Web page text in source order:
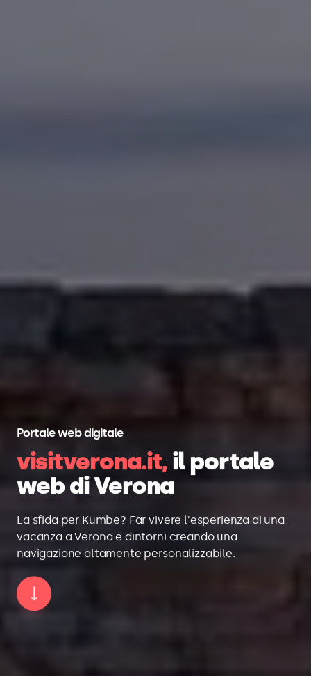
Portale web digitale
visitverona.it,il portale
web di Verona
La sfida per Kumbe? Far vivere l'esperienza di una
vacanza a Verona e dintorni creando una
navigazione altamente personalizzabile.